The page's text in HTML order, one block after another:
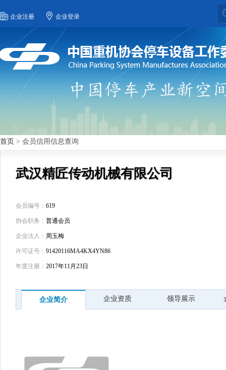
企业注册 企业登录
首页 > 会员信用信息查询
武汉精匠传动机械有限公司
会员编号： 619
协会职务： 普通会员
企业法人： 周玉梅
许可证号： 91420116MA4KX4YN86
年度注册： 2017年11月23日
企业简介 企业资质 领导展示